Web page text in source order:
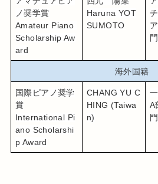
ノ奨学賞
Amateur Piano
Scholarship Aw
ard
Haruna YOT
SUMOTO
門
海外国籍
国際ピアノ奨学
賞
International Pi
ano Scholarshi
p Award
CHANG YU C
HING (Taiwa
n)
A
門